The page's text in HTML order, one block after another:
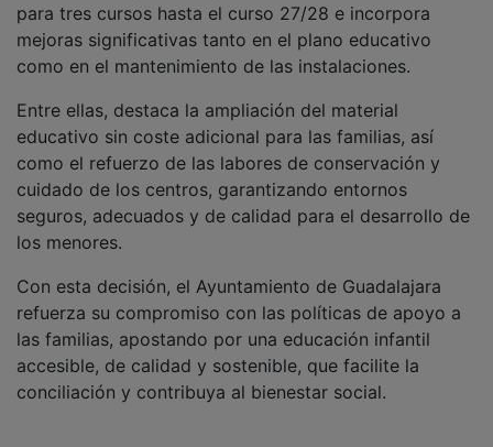
mejoras significativas tanto en el plano educativo
como en el mantenimiento de las instalaciones.
educativo sin coste adicional para las familias, así
como el refuerzo de las labores de conservación y
cuidado de los centros, garantizando entornos
seguros, adecuados y de calidad para el desarrollo de
los menores.
refuerza su compromiso con las políticas de apoyo a
las familias, apostando por una educación infantil
accesible, de calidad y sostenible, que facilite la
conciliación y contribuya al bienestar social.